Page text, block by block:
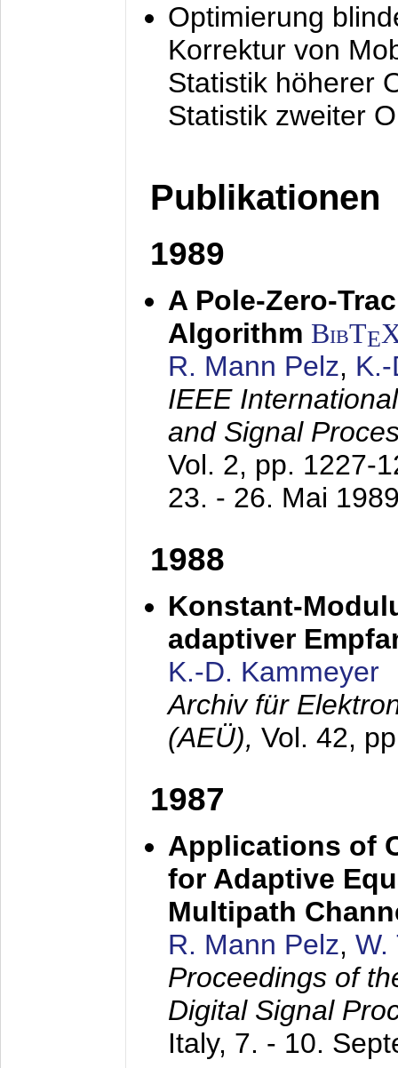
Optimierung
Korrektur von
Statistik höherer
Statistik zweiter
Publikationen
1989
A Pole-Zero-
Algorithm BibTE
R. Mann Pelz,
IEEE
and Signal
Vol. 2, pp. 1227-
23. - 26. Mai
1988
Konstant-
adaptiver
K.-D. Kammeyer
Archiv für
(AEÜ), Vol. 42,
1987
Applications of
for Adaptive
Multipath
R. Mann Pelz, W.
Proceedings of
Digital Signal
Italy, 7. - 10.